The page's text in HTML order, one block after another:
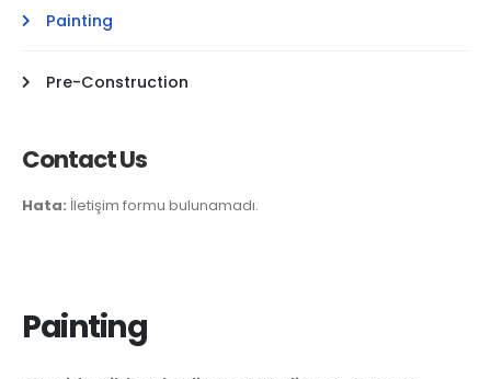
Painting
Painting
Pre-Construction
Contact Us
Hata: İletişim formu bulunamadı.